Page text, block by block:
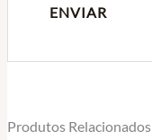
Produtos Relacionados